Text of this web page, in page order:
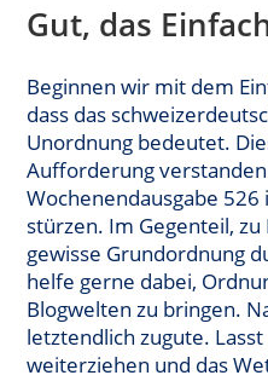
Gut, das
Beginnen wir mit dem
dass das
Unordnung bedeutet.
Aufforderung
Wochenendausgabe 526
stürzen. Im Gegenteil, zu
gewisse Grundordnung
helfe gerne dabei,
Blogwelten zu bringen.
letztendlich zugute.
weiterziehen und das